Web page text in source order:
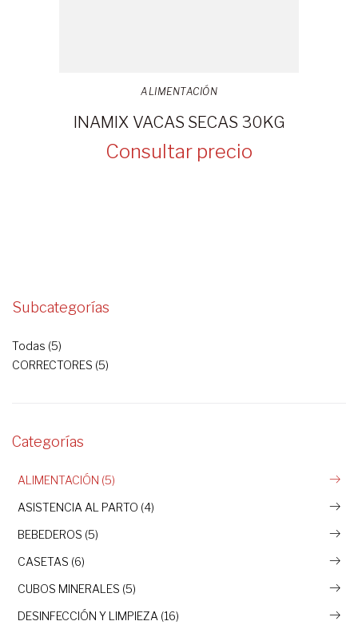
ALIMENTACIÓN
INAMIX VACAS SECAS 30KG
Consultar precio
Subcategorías
Todas (5)
CORRECTORES (5)
Categorías
ALIMENTACIÓN (5)
ASISTENCIA AL PARTO (4)
BEBEDEROS (5)
CASETAS (6)
CUBOS MINERALES (5)
DESINFECCIÓN Y LIMPIEZA (16)